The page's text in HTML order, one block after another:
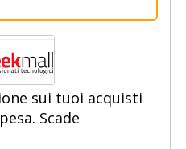
sui tuoi acquisti
Scade